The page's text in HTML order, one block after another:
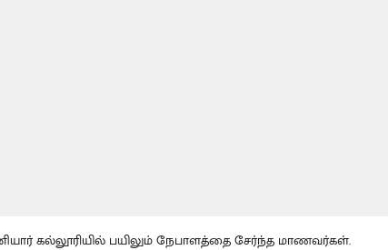
கல்லூரியில் பயிலும் நேபாளத்தை சேர்ந்த மாணவர்கள்.